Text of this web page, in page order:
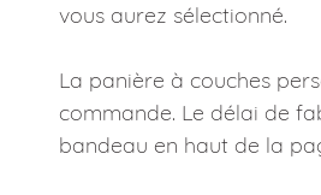
vous aurez sélectionné.
La panière à couches
commande. Le délai de
bandeau en haut de la